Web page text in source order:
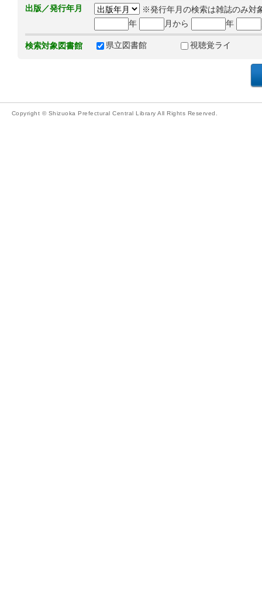
出版／発行年月
※発行年月の検索は雑誌のみ対
年
月から 年
検索対象図書館 県立図書館 視聴覚ライ
Copyright © Shizuoka Prefectural Central Library All Rights Reserved.